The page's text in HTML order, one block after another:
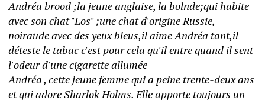
Andréa brood ;la jeune anglaise, la bolnde;qui habite
avec son chat "Los" ;une chat d'origine Russie,
noiraude avec des yeux bleus,il aime Andréa tant,il
déteste le tabac c'est pour cela qu'il entre quand il sent
l'odeur d'une cigarette allumée
Andréa , cette jeune femme qui a peine trente-deux ans
et qui adore Sharlok Holms. Elle apporte toujours un